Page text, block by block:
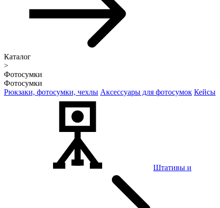
Каталог
>
Фотосумки
Фотосумки
Рюкзаки, фотосумки, чехлы Аксессуары для фотосумок Кейсы
Штативы и